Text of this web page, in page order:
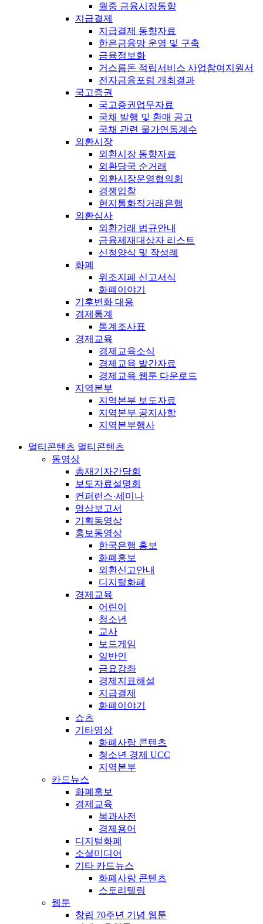
월중 금융시장동향
지급결제
지급결제 동향자료
한은금융망 운영 및 구축
금융정보화
거스름돈 적립서비스 사업참여지원서
전자금융포럼 개최결과
국고증권
국고증권업무자료
국채 발행 및 환매 공고
국채 관련 물가연동계수
외환시장
외환시장 동향자료
외환당국 순거래
외환시장운영협의회
경쟁입찰
현지통화직거래은행
외환심사
외환거래 법규안내
금융제재대상자 리스트
신청양식 및 작성례
화폐
위조지폐 신고서식
화폐이야기
기후변화 대응
경제통계
통계조사표
경제교육
경제교육소식
경제교육 발간자료
경제교육 웹툰 다운로드
지역본부
지역본부 보도자료
지역본부 공지사항
지역본부행사
멀티콘텐츠 멀티콘텐츠
동영상
총재기자간담회
보도자료설명회
컨퍼런스·세미나
영상보고서
기획동영상
홍보동영상
한국은행 홍보
화폐홍보
외환신고안내
디지털화폐
경제교육
어린이
청소년
교사
보드게임
일반인
금요강좌
경제지표해설
지급결제
화폐이야기
쇼츠
기타영상
화폐사랑 콘텐츠
청소년 경제 UCC
지역본부
카드뉴스
화폐홍보
경제교육
복과사전
경제용어
디지털화폐
소셜미디어
기타 카드뉴스
화폐사랑 콘텐츠
스토리텔링
웹툰
창립 70주년 기념 웹툰